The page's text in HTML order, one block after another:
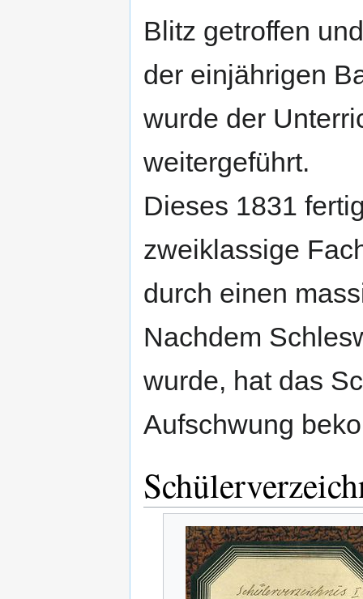
Blitz getroffen
der einjährigen
wurde der
weitergeführt.
Dieses 1831
zweiklassige
durch einen
Nachdem
wurde, hat das
Aufschwung